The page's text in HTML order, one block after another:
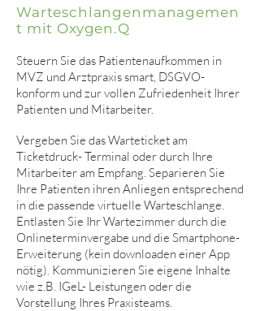
Warteschlangenmanagemen
t mit Oxygen.Q
Steuern Sie das Patientenaufkommen in
MVZ und Arztpraxis smart, DSGVO-
konform und zur vollen Zufriedenheit Ihrer
Patienten und Mitarbeiter.
Vergeben Sie das Warteticket am
Ticketdruck- Terminal oder durch Ihre
Mitarbeiter am Empfang. Separieren Sie
Ihre Patienten ihren Anliegen entsprechend
in die passende virtuelle Warteschlange.
Entlasten Sie Ihr Wartezimmer durch die
Onlineterminvergabe und die Smartphone-
Erweiterung (kein downloaden einer App
nötig). Kommunizieren Sie eigene Inhalte
wie z.B. IGeL- Leistungen oder die
Vorstellung Ihres Praxisteams.